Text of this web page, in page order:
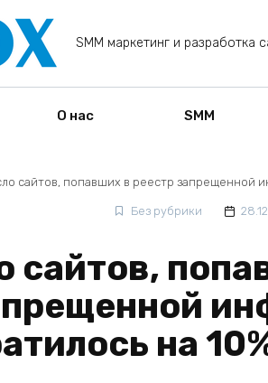
SMM маркетинг и разработка
О нас SMM
сайтов, попавших в реестр запрещенной
Без рубрики
сайтов,
на